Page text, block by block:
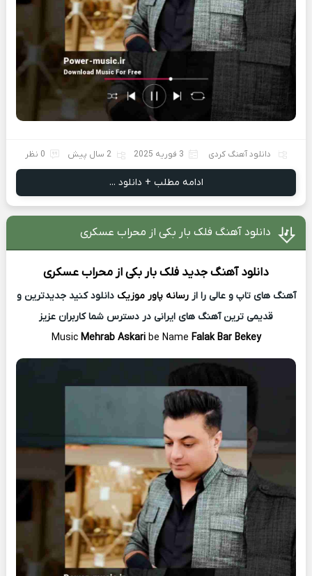
دانلود آهنگ کردی 3 فوریه 2025 2 سال پیش 0 نظر
ادامه مطلب + دانلود ...
دانلود آهنگ فلک بار بکی از محراب عسکری
دانلود آهنگ جدید فلک بار بکی ازمحراب عسکری
آهنگ های تاپ و عالی را ازرسانه پاور موزیک دانلود کنید جدیدترین و
قدیمی ترین آهنگ های ایرانی در دسترس شما کاربران عزیز
MusicMehrab Askari be Name Falak Bar Bekey